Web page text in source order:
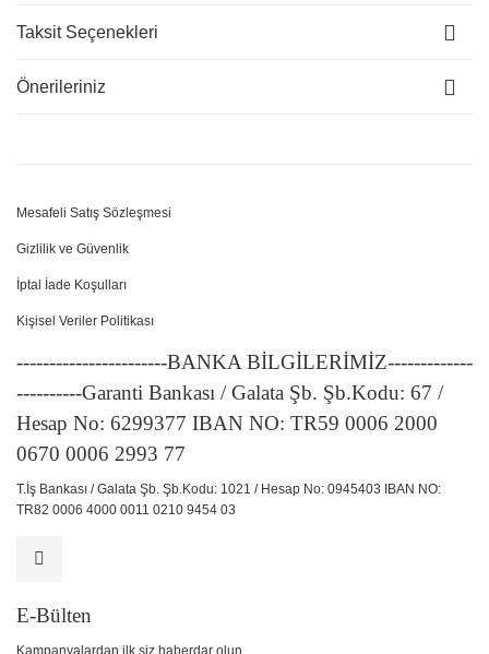
Taksit Seçenekleri
Önerileriniz
Mesafeli Satış Sözleşmesi
Gizlilik ve Güvenlik
İptal İade Koşulları
Kişisel Veriler Politikası
-----------------------BANKA BİLGİLERİMİZ-------------
----------Garanti Bankası / Galata Şb. Şb.Kodu: 67 /
Hesap No: 6299377 IBAN NO: TR59 0006 2000
0670 0006 2993 77
T.İş Bankası / Galata Şb. Şb.Kodu: 1021 / Hesap No: 0945403 IBAN NO:
TR82 0006 4000 0011 0210 9454 03
E-Bülten
Kampanyalardan ilk siz haberdar olun.